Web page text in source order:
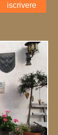
iscrivere